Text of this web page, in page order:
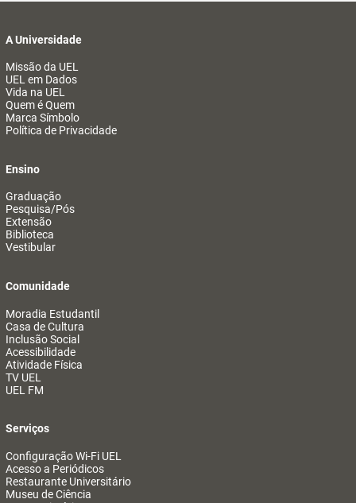
A Universidade
Missão da UEL
UEL em Dados
Vida na UEL
Quem é Quem
Marca Símbolo
Política de Privacidade
Ensino
Graduação
Pesquisa/Pós
Extensão
Biblioteca
Vestibular
Comunidade
Moradia Estudantil
Casa de Cultura
Inclusão Social
Acessibilidade
Atividade Física
TV UEL
UEL FM
Serviços
Configuração Wi-Fi UEL
Acesso a Periódicos
Restaurante Universitário
Museu de Ciência